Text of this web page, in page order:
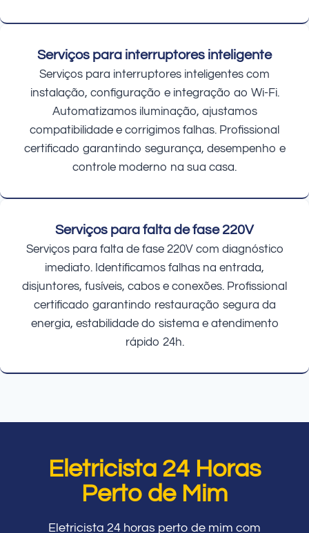
Serviços para interruptores inteligente
Serviços para interruptores inteligentes com
instalação, configuração e integração ao Wi-Fi.
Automatizamos iluminação, ajustamos
compatibilidade e corrigimos falhas. Profissional
certificado garantindo segurança, desempenho e
controle moderno na sua casa.
Serviços para falta de fase 220V
Serviços para falta de fase 220V com diagnóstico
imediato. Identificamos falhas na entrada,
disjuntores, fusíveis, cabos e conexões. Profissional
certificado garantindo restauração segura da
energia, estabilidade do sistema e atendimento
rápido 24h.
Eletricista 24 Horas
Perto de Mim
Eletricista 24 horas perto de mim com